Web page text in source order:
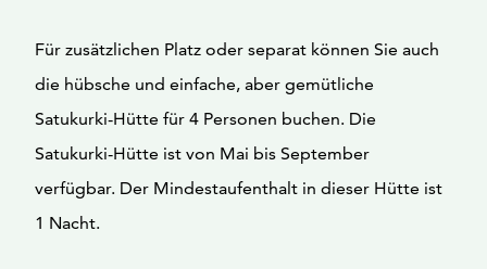
Für zusätzlichen Platz oder separat können Sie auch
die hübsche und einfache, aber gemütliche
Satukurki-Hütte für 4 Personen buchen. Die
Satukurki-Hütte ist von Mai bis September
verfügbar. Der Mindestaufenthalt in dieser Hütte ist
1 Nacht.